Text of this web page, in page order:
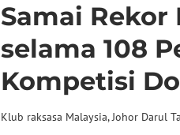
Samai Rekor
selama 108
Kompetisi
Klub raksasa Malaysia, Johor Darul